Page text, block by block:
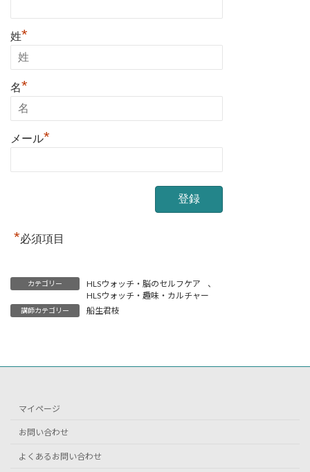
姓*
名*
メール*
*必須項目
カテゴリー HLSウォッチ・脳のセルフケア
、
HLSウォッチ・趣味・カルチャー
講師カテゴリー 船生君枝
マイページ
お問い合わせ
よくあるお問い合わせ